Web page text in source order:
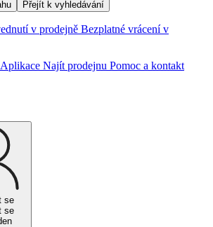
Přejít k vyhledávání
v prodejně Bezplatné vrácení v
Aplikace Najít prodejnu Pomoc a kontakt
se
se